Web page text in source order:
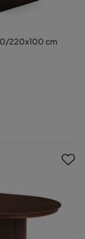
220x100 cm